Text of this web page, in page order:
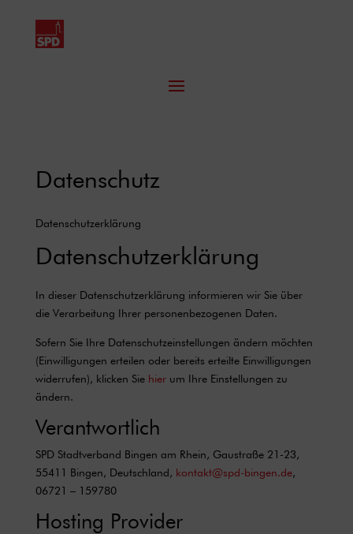
Datenschutz
Datenschutzerklärung
Datenschutzerklärung
In dieser Datenschutzerklärung informieren wir Sie über
die Verarbeitung Ihrer personenbezogenen Daten.
Sofern Sie Ihre Datenschutzeinstellungen ändern möchten
(Einwilligungen erteilen oder bereits erteilte Einwilligungen
widerrufen), klicken Sie hierum Ihre Einstellungen zu
ändern.
Verantwortlich
SPD Stadtverband Bingen am Rhein, Gaustraße 21-23,
55411 Bingen, Deutschland, kontakt@spd-bingen.de,
06721 – 159780
Hosting Provider